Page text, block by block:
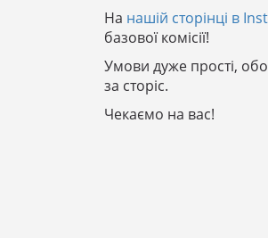
На нашій сторінці в
базової комісії!
Умови дуже прості,
за сторіс.
Чекаємо на вас!